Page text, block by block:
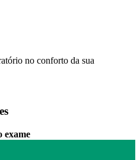
no conforto da sua
exame